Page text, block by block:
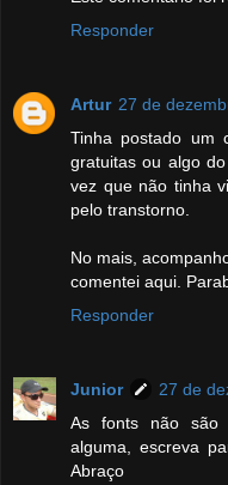
Responder
Artur 27 de
Tinha postado um
gratuitas ou algo
vez que não tinha
pelo transtorno.
No mais,
comentei aqui.
Responder
Junior
27 de
As fonts não são
alguma, escreva
Abraço